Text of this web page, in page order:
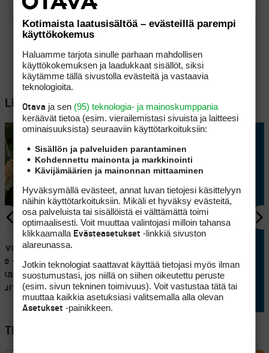
Lisää aiheesta
KILPAGOLF
Tapio Pulkkanen heräsi
takaysillä ja rakensi hyvän
lähtöaseman
– Sakke
Tilaa Golfpisteen uutiskirje
Kotimaista laatusisältöä – evästeillä parempi
käyttökokemus
Haluamme tarjota sinulle parhaan mahdollisen
käyttökokemuksen ja laadukkaat sisällöt, siksi
käytämme tällä sivustolla evästeitä ja vastaavia
teknologioita.
Otava ja sen (95) teknologia- ja mainoskumppania
keräävät tietoa (esim. vierailemis­tasi sivuista ja laitteesi
ominaisuuk­sista) seuraaviin käyttötarkoituksiin:
Sisällön ja palveluiden parantaminen
Kohdennettu mainonta ja markkinointi
Kävijämäärien ja mainonnan mittaaminen
Hyväksymällä evästeet, annat luvan tietojesi käsittelyyn
näihin käyttötarkoituksiin. Mikäli et hyväksy evästeitä,
osa palveluista tai sisällöistä ei välttämättä toimi
optimaalisesti. Voit muuttaa valintojasi milloin tahansa
klikkaamalla Evästeasetukset -linkkiä sivuston
alareunassa.
Jotkin teknologiat saattavat käyttää tietojasi myös ilman
suostumustasi, jos niillä on siihen oikeutettu peruste
(esim. sivun tekninen toimivuus). Voit vastustaa tätä tai
muuttaa kaikkia asetuksiasi valitsemalla alla olevan
Asetukset -painikkeen.